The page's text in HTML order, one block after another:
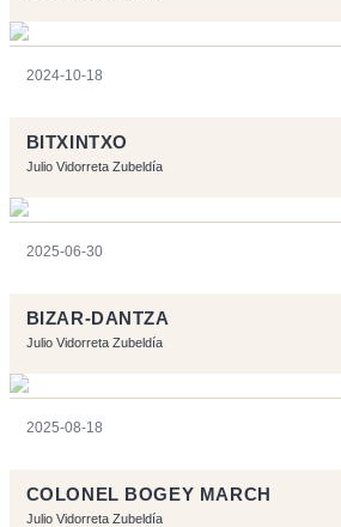
2024-10-18
BITXINTXO
Julio Vidorreta Zubeldía
2025-06-30
BIZAR-DANTZA
Julio Vidorreta Zubeldía
2025-08-18
COLONEL BOGEY MARCH
Julio Vidorreta Zubeldía